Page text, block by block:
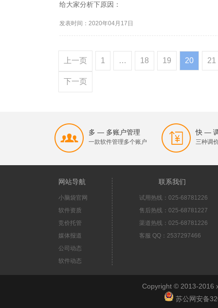
给大家分析下原因：
发表时间：2020年04月17日
上一页 1 … 18 19 20 21
下一页
多 — 多账户管理
一款软件管理多个账户
快 —
三种调
网站导航
小脑袋官网
软件资质
竞价托管
媒体报道
公司动态
软件动态
联系我们
试用热线：025-68781226
售后热线：025-68781227
渠道热线：025-68781226
客服 QQ：2537297466
Copyright © 2013-2016
苏公网安备